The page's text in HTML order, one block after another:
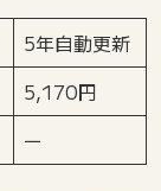
5年自動更新
5,170円
ー